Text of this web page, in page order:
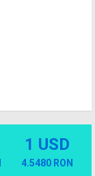
1 USD
4.5480 RON